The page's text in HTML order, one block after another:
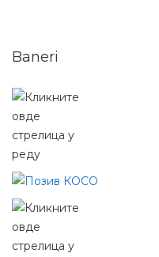
Baneri